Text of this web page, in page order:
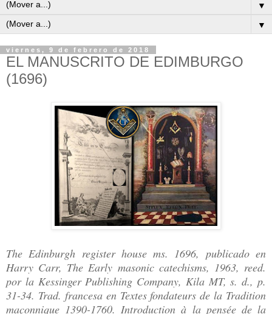
▼
▼
viernes, 9 de febrero de 2018
EL MANUSCRITO DE EDIMBURGO
(1696)
The Edinburgh register house ms. 1696, publicado en
Harry Carr, The Early masonic catechisms, 1963, reed.
por la Kessinger Publishing Company, Kila MT, s. d., p.
31-34. Trad. francesa en Textes fondateurs de la Tradition
maçonnique 1390-1760. Introduction à la pensée de la